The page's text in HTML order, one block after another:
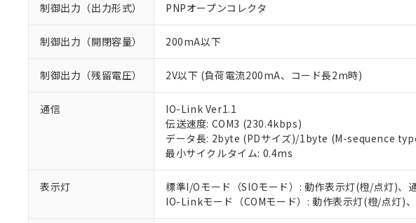
制御出力（出力形式） PNPオープンコレクタ
制御出力（開閉容量） 200mA以下
制御出力（残留電圧） 2V以下 (負荷電流200mA、コード長2m時)
通信
IO-Link Ver1.1
伝送速度: COM3 (230.4kbps)
データ長: 2byte (PDサイズ)/1byte (M-sequence
最小サイクルタイム: 0.4ms
表示灯
標準I/Oモード（SIOモード）: 動作表示灯(橙/点灯)、
IO-Linkモード（COMモード）: 動作表示灯(橙/点灯)
ご利用条件
※1 対応状況
対応済み：EU RoHS指令（10物質）
対応予定：EU RoHS指令（10物質）の
対応予定なし：EU RoHS指令（10物質
調査・確認中：EU RoHS指令（10物質
非該当品：ライセンス料など無形物で、
仕入先様の事情により、非含有部品とし
※1 中国RoHS○×表